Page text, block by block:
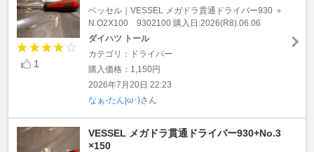
1
ベッセル｜VESSEL メガドラ貫通ドライバー930 ＋
N.O2X100 9302100 購入日:2026(R8).06.06
ダイハツ トール
カテゴリ：ドライバー
購入価格：1,150円
2026年7月20日 22:23
なぁ-たん|ω･)さん
VESSEL メガドラ貫通ドライバー930+No.3
×150